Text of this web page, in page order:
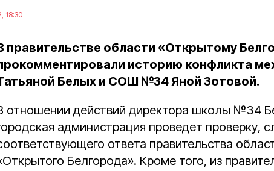
18:30
правительстве области «Открытому
историю конфликта
Белых и СОШ №34 Яной Зотовой.
отношении действий директора школы №34
администрация проведет проверку,
ответа правительства
Белгорода». Кроме того, из